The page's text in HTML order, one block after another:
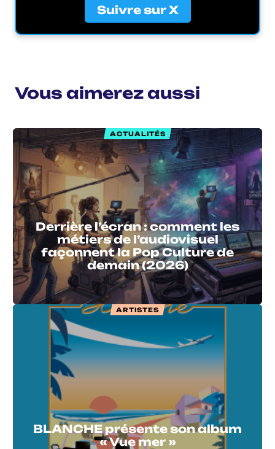
Suivre sur X
Vous aimerez aussi
ACTUALITÉS
Derrière l’écran : comment les
métiers de l’audiovisuel
façonnent la Pop Culture de
demain (2026)
ARTISTES
BLANCHE présente son album
« Vue mer »